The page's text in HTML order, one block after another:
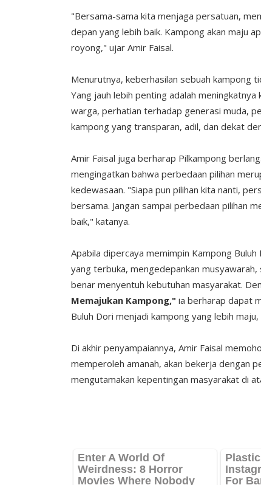
"Bersama-sama kita menjaga persatuan,
depan yang lebih baik. Kampong akan maju
royong," ujar Amir Faisal.
Menurutnya, keberhasilan sebuah kampong
Yang jauh lebih penting adalah
warga, perhatian terhadap generasi muda,
kampong yang transparan, adil, dan dekat
Amir Faisal juga berharap Pilkampong
mengingatkan bahwa perbedaan pilihan
kedewasaan. "Siapa pun pilihan kita nanti,
bersama. Jangan sampai perbedaan pilihan
baik," katanya.
Apabila dipercaya memimpin Kampong
yang terbuka, mengedepankan
benar menyentuh kebutuhan masyarakat.
Memajukan Kampong," ia berharap dapat
Buluh Dori menjadi kampong yang lebih
Di akhir penyampaiannya, Amir Faisal
memperoleh amanah, akan bekerja dengan
mengutamakan kepentingan masyarakat di